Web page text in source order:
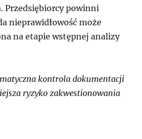
Przedsiębiorcy powinni
nieprawidłowość może
na etapie wstępnej analizy
kontrola dokumentacji
ryzyko zakwestionowania